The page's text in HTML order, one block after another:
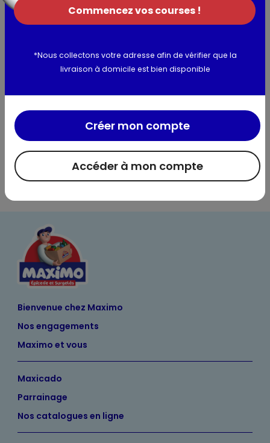
Utilisation et conservation
Informations complémentaires
Bienvenue chez Maximo
Nos engagements
Maximo et vous
Maxicado
Parrainage
Nos catalogues en ligne
Commencez vos courses !
*Nous collectons votre adresse afin de vérifier que la
livraison à domicile est bien disponible
Accéder à mon compte
Créer mon compte